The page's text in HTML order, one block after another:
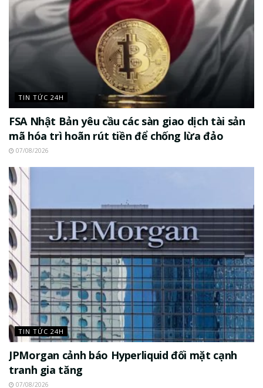
TIN TỨC 24H
FSA Nhật Bản yêu cầu các sàn giao dịch tài sản
mã hóa trì hoãn rút tiền để chống lừa đảo
07/08/2026
TIN TỨC 24H
JPMorgan cảnh báo Hyperliquid đối mặt cạnh
tranh gia tăng
07/08/2026